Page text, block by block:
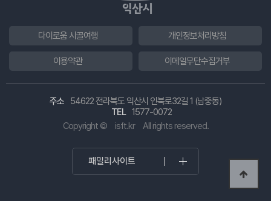
다이로움 시골여행 개인정보처리방침
이용약관 이메일무단수집거부
주소
54622 전라북도 익산시 인북로32길 1 (남중동)
TEL 1577-0072
Copyright ©
isft.kr All rights reserved.
패밀리사이트